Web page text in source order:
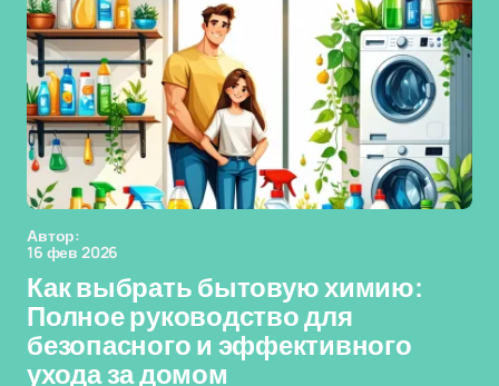
Автор:
16 фев 2026
Как выбрать бытовую химию:
Полное руководство для
безопасного и эффективного
ухода за домом